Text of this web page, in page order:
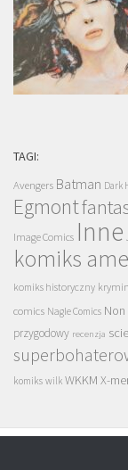
TAGI:
Avengers Batman Dark
Egmont
Image Comics Inne
komiks
komiks historyczny
comics Nagle Comics
przygodowy recenzja
komiks wilk WKKM X-